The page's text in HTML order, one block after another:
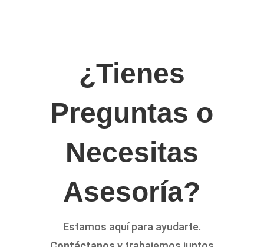
¿Tienes
Preguntas o
Necesitas
Asesoría?
Estamos aquí para ayudarte.